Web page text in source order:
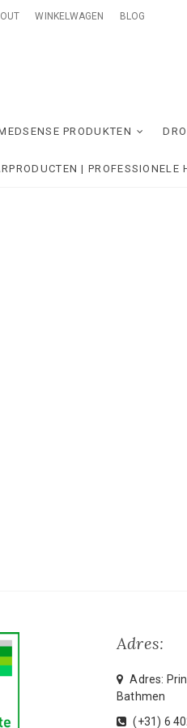
WINKELWAGEN BLOG
PRODUKTEN
| PROFESSIONELE
Adres:
Adres:
Bathmen
(+31) 6